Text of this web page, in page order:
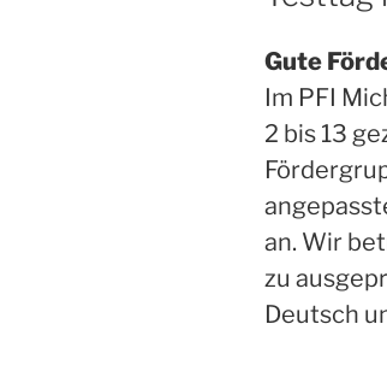
Gute
Im PFI
2 bis 13
an. Wir
zu
Deutsch